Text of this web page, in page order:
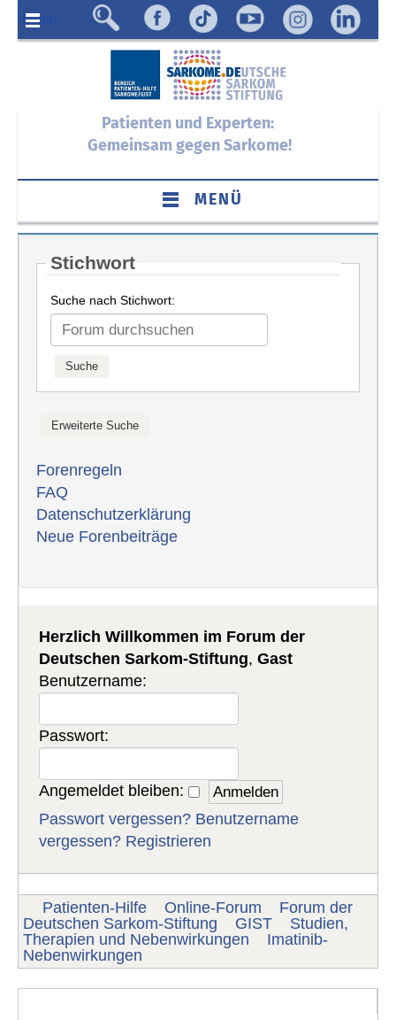
Menü
Patienten und Experten:
Gemeinsam gegen Sarkome!
MENÜ
Stichwort
Suche nach Stichwort:
Forenregeln
FAQ
Datenschutzerklärung
Neue Forenbeiträge
Herzlich Willkommen im Forum der
Deutschen Sarkom-Stiftung,Gast
Benutzername:
Passwort:
Angemeldet bleiben:
Passwort vergessen? Benutzername
vergessen? Registrieren
Patienten-Hilfe Online-Forum
Forum der
Deutschen Sarkom-Stiftung
GIST
Studien,
Therapien und Nebenwirkungen
Imatinib-
Nebenwirkungen